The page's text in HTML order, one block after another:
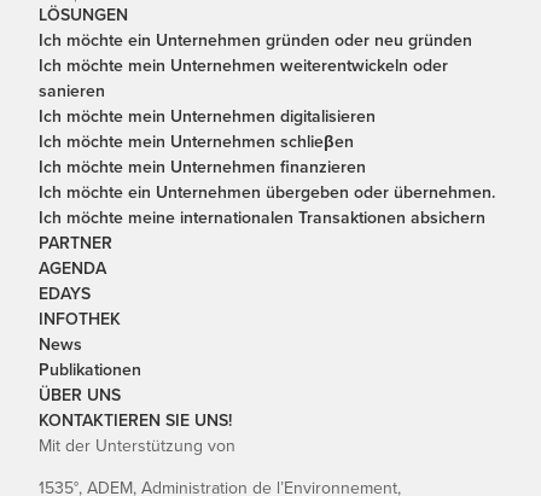
LÖSUNGEN
Ich möchte ein Unternehmen gründen oder neu gründen
Ich möchte mein Unternehmen weiterentwickeln oder
sanieren
Ich möchte mein Unternehmen digitalisieren
Ich möchte mein Unternehmen schlieβen
Ich möchte mein Unternehmen finanzieren
Ich möchte ein Unternehmen übergeben oder übernehmen.
Ich möchte meine internationalen Transaktionen absichern
PARTNER
AGENDA
EDAYS
INFOTHEK
News
Publikationen
ÜBER UNS
KONTAKTIEREN SIE UNS!
Mit der Unterstützung von
1535°, ADEM, Administration de l’Environnement,